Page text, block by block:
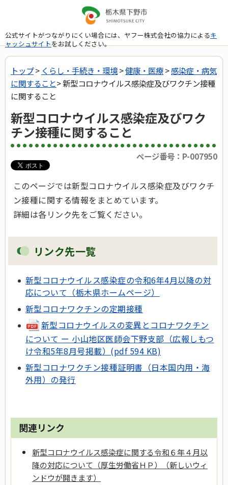
公式サイトがつながりにくい場合には、ヤフー株式会社の協力によるキ
ャッシュサイトをお試しください。
トップ> くらし・手続き・環境>健康・医療>感染症・病気
に関すること> 新型コロナウイルス感染症及びワクチン接種
に関すること
新型コロナウイルス感染症及びワク
チン接種に関すること
ページ番号：P-007950
このページでは新型コロナウイルス感染症及びワクチ
ン接種に関する情報をまとめています。
詳細は各リンク先をご覧ください。
リンク先一覧
新型コロナウイルス感染症の令和6年4月以降の対
応について（栃木県ホームページ）
新型コロナワクチンの定期接種
新型コロナウイルスの変異とコロナワクチン
について ー 小山地区医師会下野支部（広報しもつ
け令和5年8月号掲載）(pdf 594 KB)
新型コロナワクチン接種証明書（日本国内用・海
外用）の発行
関連リンク
新型コロナウイルス感染症に関する令和６年４月以
降の対応について（厚生労働省ＨＰ）（新しいウィ
ンドウが開きます）